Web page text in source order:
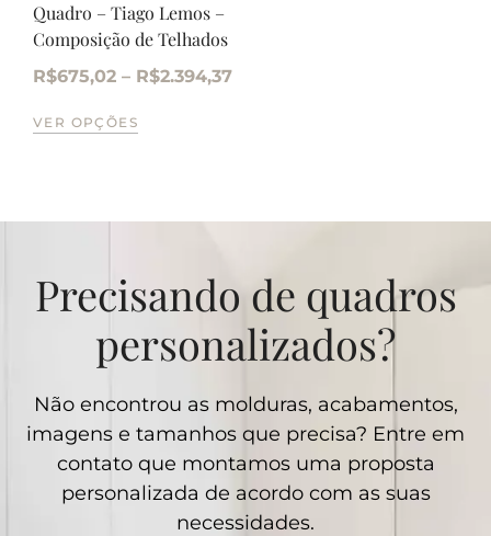
Quadro – Tiago Lemos –
Composição de Telhados
R$675,02 – R$2.394,37
VER OPÇÕES
Precisando de quadros
personalizados?
Não encontrou as molduras, acabamentos,
imagens e tamanhos que precisa? Entre em
contato que montamos uma proposta
personalizada de acordo com as suas
necessidades.